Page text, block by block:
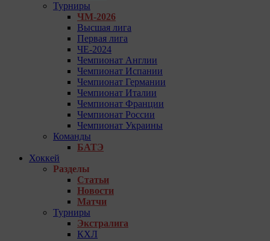
Турниры
ЧМ-2026
Высшая лига
Первая лига
ЧЕ-2024
Чемпионат Англии
Чемпионат Испании
Чемпионат Германии
Чемпионат Италии
Чемпионат Франции
Чемпионат России
Чемпионат Украины
Команды
БАТЭ
Хоккей
Разделы
Статьи
Новости
Матчи
Турниры
Экстралига
КХЛ